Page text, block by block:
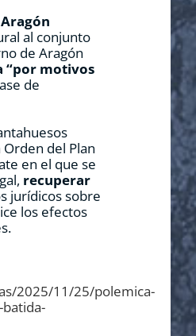
al conjunto
de Aragón
“por motivos
de
Orden del Plan
en el que se
recuperar
jurídicos sobre
los efectos
2025/11/25/polemica-